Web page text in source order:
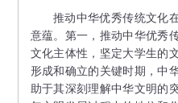
推动中华优秀传统文化在
意蕴。第一，推动中华优秀
文化主体性，坚定大学生的
形成和确立的关键时期，中
助于其深刻理解中华文明的